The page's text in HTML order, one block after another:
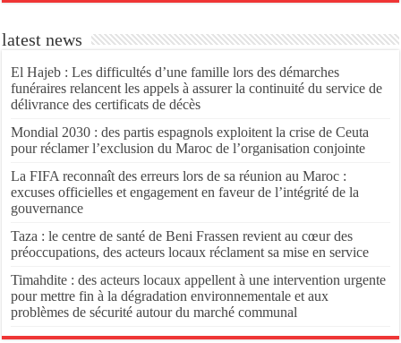
latest news
El Hajeb : Les difficultés d’une famille lors des démarches
funéraires relancent les appels à assurer la continuité du service de
délivrance des certificats de décès
Mondial 2030 : des partis espagnols exploitent la crise de Ceuta
pour réclamer l’exclusion du Maroc de l’organisation conjointe
La FIFA reconnaît des erreurs lors de sa réunion au Maroc :
excuses officielles et engagement en faveur de l’intégrité de la
gouvernance
Taza : le centre de santé de Beni Frassen revient au cœur des
préoccupations, des acteurs locaux réclament sa mise en service
Timahdite : des acteurs locaux appellent à une intervention urgente
pour mettre fin à la dégradation environnementale et aux
problèmes de sécurité autour du marché communal